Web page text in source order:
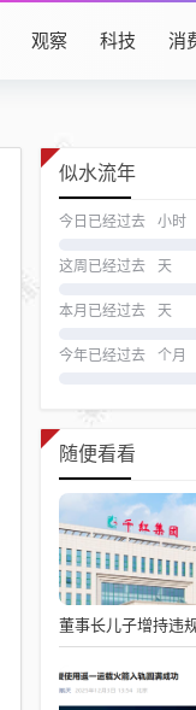
观察 科技 消
似水流年
今日已经过去 小时
这周已经过去 天
本月已经过去 天
今年已经过去 个月
随便看看